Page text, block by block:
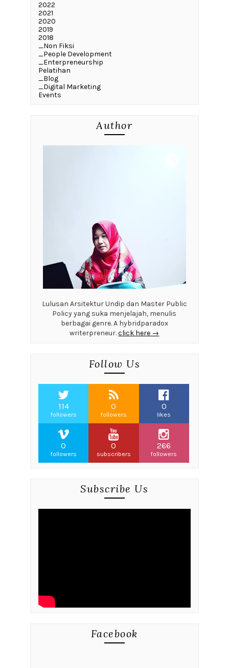
2022
2021
2020
2019
2018
_Non Fiksi
_People Development
_Enterpreneurship
Pelatihan
_Blog
_Digital Marketing
Events
Author
Lulusan Arsitektur Undip dan Master Public
Policy yang suka menjelajah, menulis
berbagai genre. A hybridparadox
writerpreneur.click here →
Follow Us
114
followers
0
followers
0
likes
0
followers
0
subscribers
266
followers
Subscribe Us
Facebook